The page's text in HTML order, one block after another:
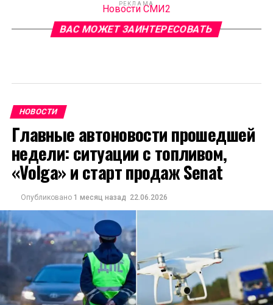
РЕКЛАМА
Новости СМИ2
ВАС МОЖЕТ ЗАИНТЕРЕСОВАТЬ
НОВОСТИ
Главные автоновости прошедшей
недели: ситуации с топливом,
«Volga» и старт продаж Senat
Опубликовано 1 месяц назад 22.06.2026